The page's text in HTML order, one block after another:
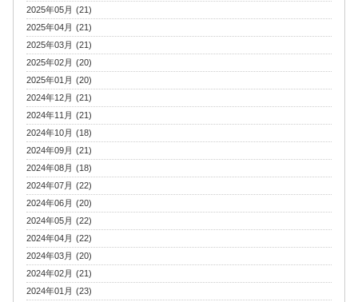
2025年05月 (21)
2025年04月 (21)
2025年03月 (21)
2025年02月 (20)
2025年01月 (20)
2024年12月 (21)
2024年11月 (21)
2024年10月 (18)
2024年09月 (21)
2024年08月 (18)
2024年07月 (22)
2024年06月 (20)
2024年05月 (22)
2024年04月 (22)
2024年03月 (20)
2024年02月 (21)
2024年01月 (23)